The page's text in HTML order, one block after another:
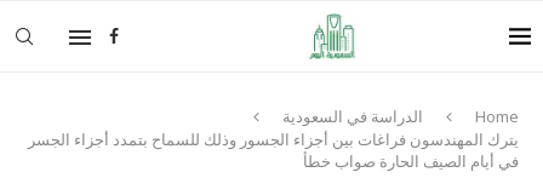
Home
الدراسة في السعودية
يترك المهندسون فراغات بين أجزاء الجسور وذلك للسماح بتمدد أجزاء الجسر
في أيام الصيف الحارة صواب خطأ